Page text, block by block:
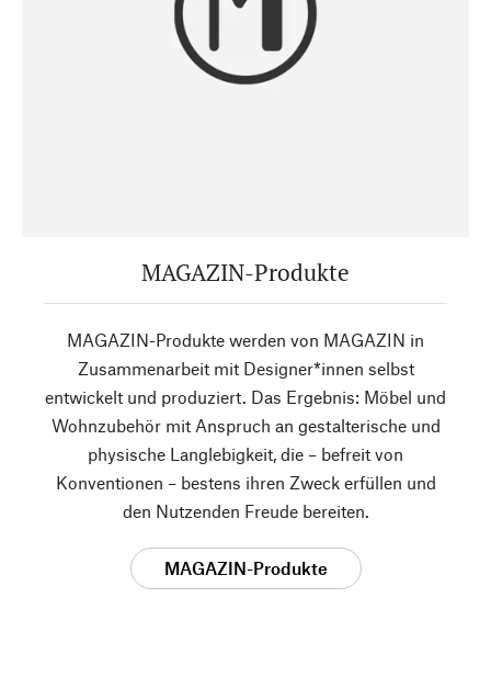
MAGAZIN-Produkte
MAGAZIN-Produkte werden von MAGAZIN in
Zusammenarbeit mit Designer*innen selbst
entwickelt und produziert. Das Ergebnis: Möbel und
Wohnzubehör mit Anspruch an gestalterische und
physische Langlebigkeit, die – befreit von
Konventionen – bestens ihren Zweck erfüllen und
den Nutzenden Freude bereiten.
MAGAZIN-Produkte